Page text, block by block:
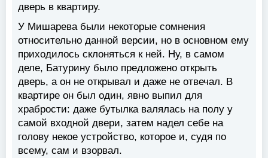
дверь в квартиру.
У Мишарева были некоторые сомнения
относительно данной версии, но в основном ему
приходилось склоняться к ней. Ну, в самом
деле, Батурину было предложено открыть
дверь, а он не открывал и даже не отвечал. В
квартире он был один, явно выпил для
храбрости: даже бутылка валялась на полу у
самой входной двери, затем надел себе на
голову некое устройство, которое и, судя по
всему, сам и взорвал.